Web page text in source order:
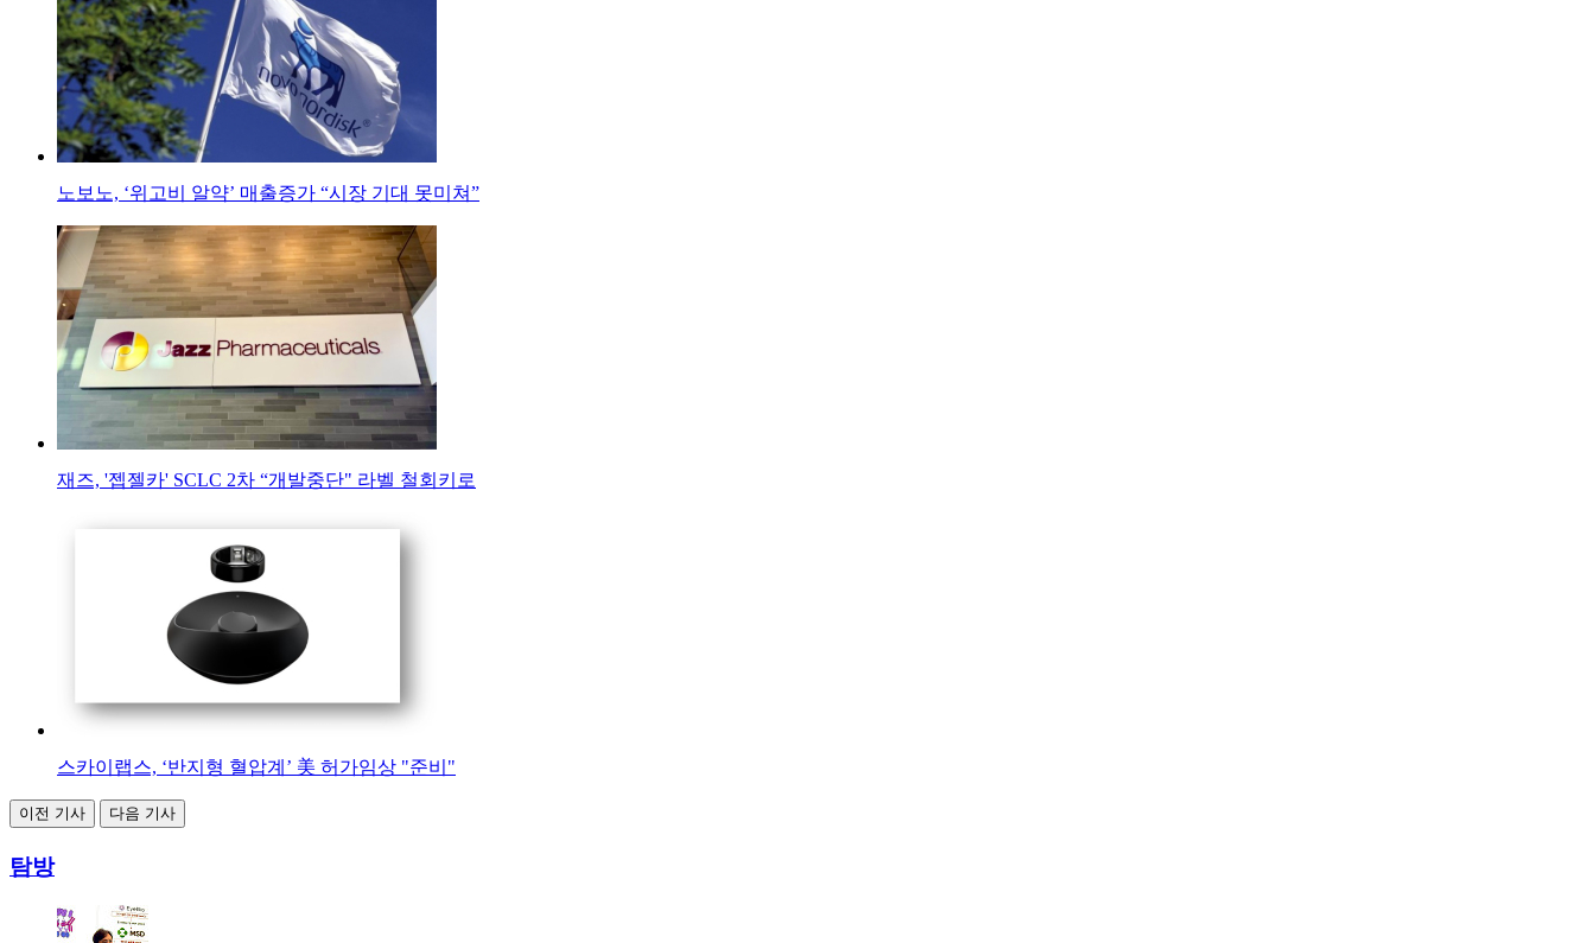
노보노, ‘위고비 알약’ 매출증가 “시장 기대 못미쳐”
재즈, '젭젤카' SCLC 2차 “개발중단" 라벨 철회키로
스카이랩스, ‘반지형 혈압계’ 美 허가임상 "준비"
이전 기사 다음 기사
탐방